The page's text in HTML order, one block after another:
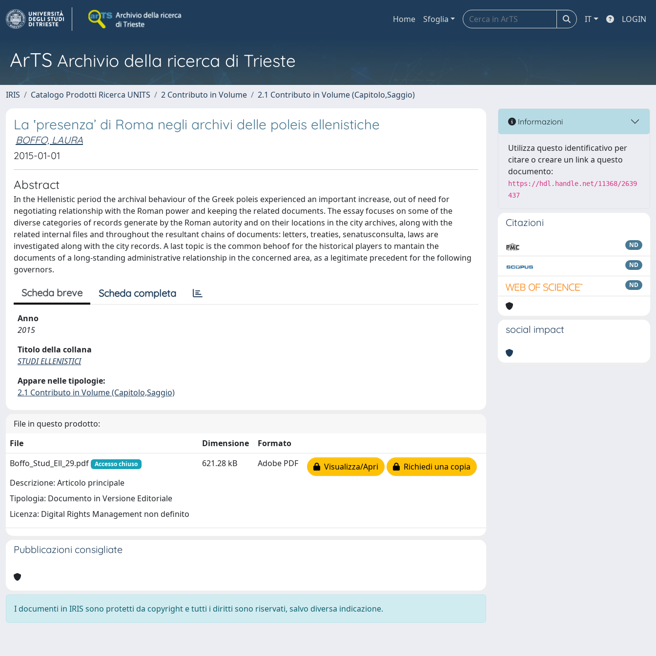
Home Sfoglia IT LOGIN
ArTS Archivio della ricerca di Trieste
IRIS Catalogo Prodotti Ricerca UNITS 2 Contributo in Volume 2.1 Contributo in Volume (Capitolo,Saggio)
La ‛presenza’ di Roma negli archivi delle poleis ellenistiche
BOFFO, LAURA
2015-01-01
Abstract
In the Hellenistic period the archival behaviour of the Greek poleis experienced an important increase, out of need for
negotiating relationship with the Roman power and keeping the related documents. The essay focuses on some of the
diverse categories of records generate by the Roman autority and on their locations in the city archives, along with the
related internal files and throughout the resultant chains of documents: letters, treaties, senatusconsulta, laws are
investigated along with the city records. A last topic is the common behoof for the historical players to mantain the
documents of a long-standing administrative relationship in the concerned area, as a legitimate precedent for the following
governors.
Scheda breve Scheda completa
Anno
2015
Titolo della collana
STUDI ELLENISTICI
Appare nelle tipologie:
2.1 Contributo in Volume (Capitolo,Saggio)
File in questo prodotto:
File
Dimensione
Formato
Boffo_Stud_Ell_29.pdf
Accesso chiuso
Descrizione: Articolo principale
Tipologia: Documento in Versione Editoriale
Licenza: Digital Rights Management non definito
621.28 kB Adobe PDF Visualizza/Apri Richiedi una copia
Pubblicazioni consigliate
I documenti in IRIS sono protetti da copyright e tutti i diritti sono riservati, salvo diversa indicazione.
Informazioni
Utilizza questo identificativo per
citare o creare un link a questo
documento:
https://hdl.handle.net/11368/2639
437
Citazioni
ND
ND
ND
social impact